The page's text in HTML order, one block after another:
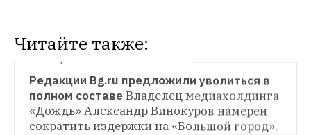
Читайте также:
СИТУАЦИЯ
Редакции Bg.ru предложили уволиться в
полном составеВладелец медиахолдинга
«Дождь» Александр Винокуров намерен
сократить издержки на «Большой город».